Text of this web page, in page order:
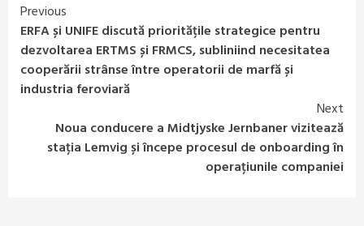
Continue
Reading
Previous
ERFA și UNIFE discută prioritățile strategice pentru
dezvoltarea ERTMS și FRMCS, subliniind necesitatea
cooperării strânse între operatorii de marfă și
industria feroviară
Next
Noua conducere a Midtjyske Jernbaner vizitează
stația Lemvig și începe procesul de onboarding în
operațiunile companiei